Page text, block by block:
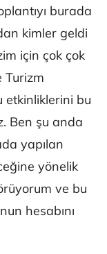
burada
kimler geldi
için çok çok
Turizm
etkinliklerini bu
Ben şu anda
yapılan
yönelik
ve bu
hesabını